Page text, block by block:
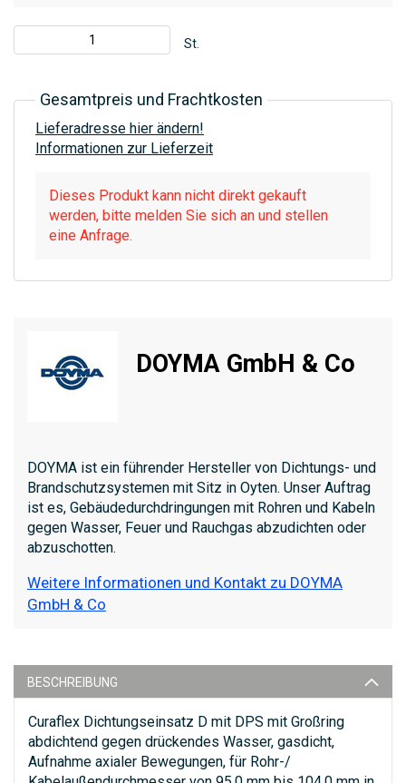
St.
Gesamtpreis und Frachtkosten
Lieferadresse hier ändern!
Informationen zur Lieferzeit
Dieses Produkt kann nicht direkt gekauft
werden, bitte melden Sie sich an und stellen
eine Anfrage.
DOYMA GmbH & Co
DOYMA ist ein führender Hersteller von Dichtungs- und
Brandschutzsystemen mit Sitz in Oyten. Unser Auftrag
ist es, Gebäudedurchdringungen mit Rohren und Kabeln
gegen Wasser, Feuer und Rauchgas abzudichten oder
abzuschotten.
Weitere Informationen und Kontakt zu DOYMA
GmbH & Co
BESCHREIBUNG
Curaflex Dichtungseinsatz D mit DPS mit Großring
abdichtend gegen drückendes Wasser, gasdicht,
Aufnahme axialer Bewegungen, für Rohr-/